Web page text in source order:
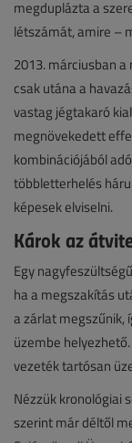
megduplázta a
létszámát, amire –
2013. márciusban
csak utána a
vastag jégtakaró
megnövekedett
kombinációjából
többletterhelés
képesek elviselni.
Károk az
Egy
ha a megszakítás
a zárlat megszűnik,
üzembe
vezeték tartósan
Nézzük kronológiai
szerint már déltől